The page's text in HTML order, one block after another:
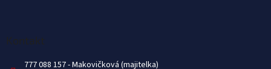
Kontakt
777 088 157